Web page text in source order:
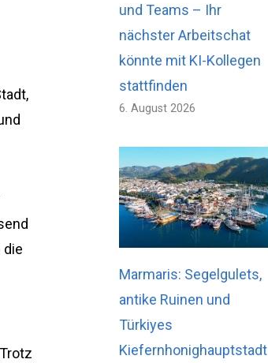
die
und Teams – Ihr
nächster Arbeitschat
könnte mit KI-Kollegen
stattfinden
6. August 2026
Marmaris: Segelgulets,
antike Ruinen und
Türkiyes
Kiefernhonighauptstadt